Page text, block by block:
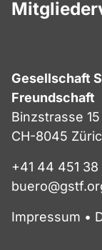
Gesellschaft
Freundschaft
Binzstrasse 15
CH-8045
+41 44 451 38
Impressum •